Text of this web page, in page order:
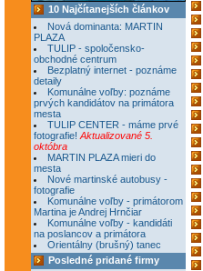
10 Najčítanejších článkov
Nová dominanta: MARTIN
PLAZA
TULIP - spoločensko-
obchodné centrum
Bezplatný internet - poznáme
detaily
Komunálne voľby: poznáme
prvých kandidátov na primátora
mesta
TULIP CENTER - máme prvé
fotografie! Aktualizované 5.
októbra
MARTIN PLAZA mieri do
mesta
Nové martinské autobusy -
fotografie
Komunálne voľby - primátorom
Martina je Andrej Hrnčiar
Komunálne voľby - kandidáti
na poslancov a primátora
Orientálny (brušný) tanec
Posledné pridané firmy